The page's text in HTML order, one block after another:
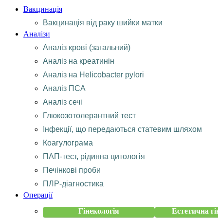
Вакцинація
Вакцинація від раку шийки матки
Аналізи
Аналіз крові (загальний)
Аналіз на креатинін
Аналіз на Helicobacter pylori
Аналіз ПСА
Аналіз сечі
Глюкозотолерантний тест
Інфекції, що передаються статевим шляхом
Коагулограма
ПАП-тест, рідинна цитологія
Печінкові проби
ПЛР-діагностика
Операції
Гінекологія
Естетична